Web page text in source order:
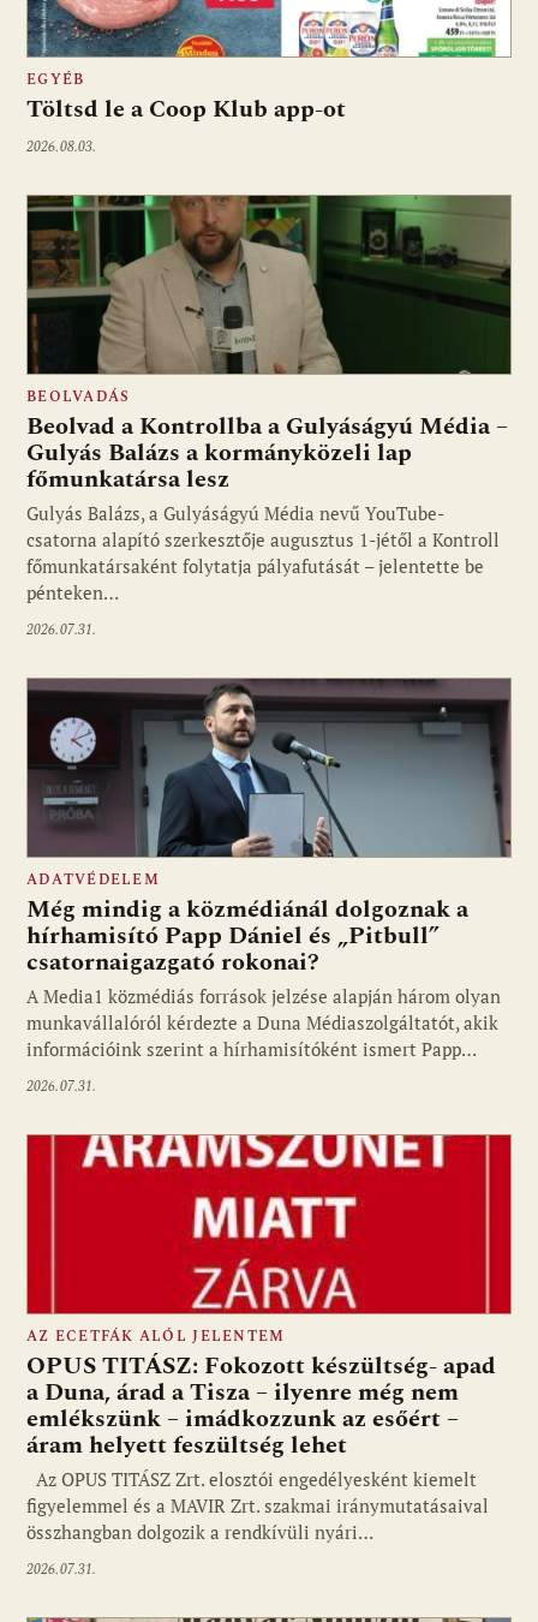
EGYÉB
Töltsd le a Coop Klub app-ot
2026.08.03.
BEOLVADÁS
Beolvad a Kontrollba a Gulyáságyú Média –
Gulyás Balázs a kormányközeli lap
főmunkatársa lesz
Gulyás Balázs, a Gulyáságyú Média nevű YouTube-
csatorna alapító szerkesztője augusztus 1-jétől a Kontroll
főmunkatársaként folytatja pályafutását – jelentette be
pénteken…
2026.07.31.
ADATVÉDELEM
Még mindig a közmédiánál dolgoznak a
hírhamisító Papp Dániel és „Pitbull”
csatornaigazgató rokonai?
A Media1 közmédiás források jelzése alapján három olyan
munkavállalóról kérdezte a Duna Médiaszolgáltatót, akik
információink szerint a hírhamisítóként ismert Papp…
2026.07.31.
AZ ECETFÁK ALÓL JELENTEM
OPUS TITÁSZ: Fokozott készültség- apad
a Duna, árad a Tisza – ilyenre még nem
emlékszünk – imádkozzunk az esőért –
áram helyett feszültség lehet
Az OPUS TITÁSZ Zrt. elosztói engedélyesként kiemelt
figyelemmel és a MAVIR Zrt. szakmai iránymutatásaival
összhangban dolgozik a rendkívüli nyári…
2026.07.31.